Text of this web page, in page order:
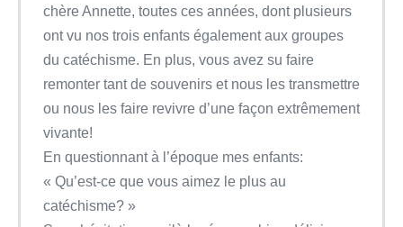
chère Annette, toutes ces années, dont plusieurs
ont vu nos trois enfants également aux groupes
du catéchisme. En plus, vous avez su faire
remonter tant de souvenirs et nous les transmettre
ou nous les faire revivre d’une façon extrêmement
vivante!
En questionnant à l’époque mes enfants:
« Qu’est-ce que vous aimez le plus au
catéchisme? »